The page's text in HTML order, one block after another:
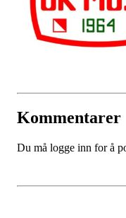
Kommentarer
Du må logge inn for å